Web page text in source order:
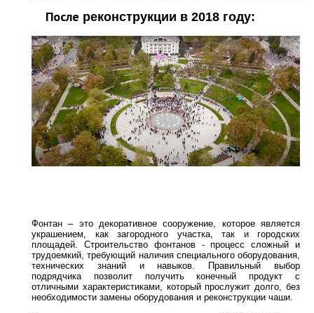
После реконструкции в 2018 году:
Фонтан – это декоративное сооружение, которое является
украшением, как загородного участка, так и городских
площадей. Строительство фонтанов - процесс сложный и
трудоемкий, требующий наличия специального оборудования,
технических знаний и навыков. Правильный выбор
подрядчика позволит получить конечный продукт с
отличными характеристиками, который прослужит долго, без
необходимости замены оборудования и реконструкции чаши.